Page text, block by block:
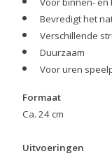
Bevredigt het
Verschillende
Duurzaam
Voor uren
Formaat
Ca. 24 cm
Uitvoeringen